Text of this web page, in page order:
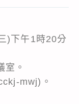
)下午1時20分
。
mwj)。